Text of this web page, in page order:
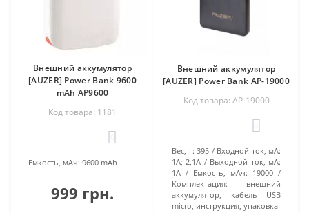
Почему необходимо
купить внешний
аккумулятор для для
телефона Samsung в
интернет-магазине
xpower.ua?
На сайте представлены популярные модели
повербанков от лучших производителей:
Allpowers;
Внешний аккумулятор
[AUZER] Power Bank 9600
mAh AP9600
Код товара: 1181
Емкость, мАч: 9600 mAh
999 грн.
Внешний аккумулятор
[AUZER] Power Bank AP-19000
Код товара: AP-19000
Вес, г: 395
Входной ток, мА:
1A; 2,1А
Выходной ток, мА:
1A
Емкость, мАч: 19000
Комплектация:
внешний
аккумулятор, кабель USB
micro, инструкция, упаковка